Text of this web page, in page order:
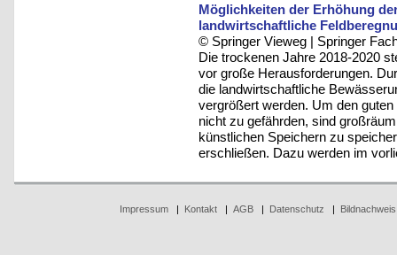
Möglichkeiten der Erhöhung
landwirtschaftliche
© Springer Vieweg | Springer
Die trockenen Jahre 2018-2020
vor große Herausforderungen.
die landwirtschaftliche
vergrößert werden. Um den
nicht zu gefährden, sind
künstlichen Speichern zu
erschließen. Dazu werden im
Impressum| Kontakt| AGB| Datenschutz | Bildnachweis